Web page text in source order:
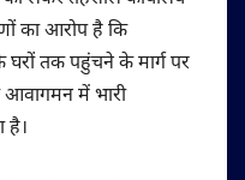
का आरोप है कि
घरों तक पहुंचने के मार्ग पर
आवागमन में भारी
है।